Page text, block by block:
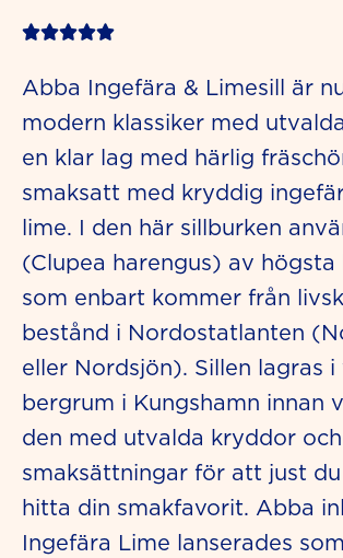
Rated
out
of
5
Abba Ingefära & Limesill är
modern klassiker med
en klar lag med härlig
smaksatt med kryddig
lime. I den här sillburken
(Clupea harengus) av
som enbart kommer från
bestånd i Nordostatlanten
eller Nordsjön). Sillen lagras i
bergrum i Kungshamn innan
den med utvalda kryddor och
smaksättningar för att just du
hitta din smakfavorit. Abba
Ingefära Lime lanserades